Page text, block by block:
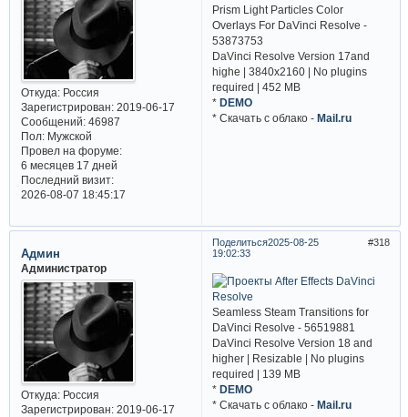
Откуда:Россия
Зарегистрирован: 2019-06-17
Сообщений:46987
Пол:Мужской
Провел на форуме:
6 месяцев 17 дней
Последний визит:
2026-08-07 18:45:17
Prism Light Particles Color
Overlays For DaVinci Resolve -
53873753
DaVinci Resolve Version 17and
highe | 3840x2160 | No plugins
required | 452 MB
*DEMO
* Cкачать с облако -Mail.ru
Поделиться 318
2025-08-25
19:02:33
Админ
Администратор
Откуда:Россия
Зарегистрирован: 2019-06-17
Seamless Steam Transitions for
DaVinci Resolve - 56519881
DaVinci Resolve Version 18 and
higher | Resizable | No plugins
required | 139 MB
*DEMO
* Cкачать с облако -Mail.ru